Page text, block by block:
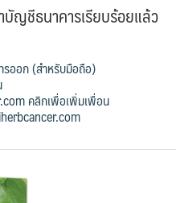
บัญชีธนาคารเรียบร้อยแล้ว
ออก (สำหรับมือถือ)
คลิกเพื่อเพิ่มเพื่อน